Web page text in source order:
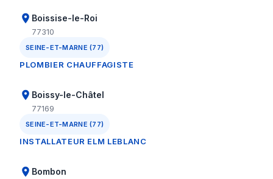
Boissise-le-Roi
77310
SEINE-ET-MARNE (77)
PLOMBIER CHAUFFAGISTE
Boissy-le-Châtel
77169
SEINE-ET-MARNE (77)
INSTALLATEUR ELM LEBLANC
Bombon